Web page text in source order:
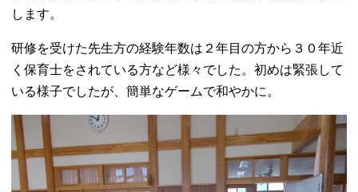
します。
研修を受けた先生方の経験年数は２年目の方から３０年近
く保育士をされている方など様々でした。初めは緊張して
いる様子でしたが、簡単なゲームで和やかに。